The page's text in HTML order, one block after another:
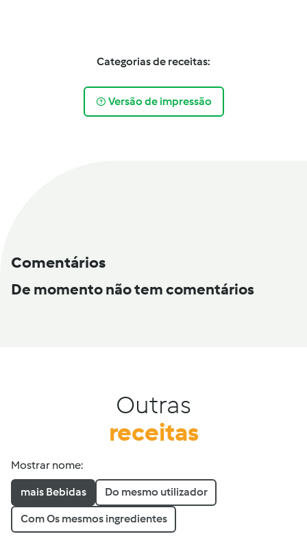
Categorias de receitas:
Versão de impressão
Comentários
De momento não tem comentários
Outras
receitas
Mostrar nome:
mais Bebidas Do mesmo utilizador
Com Os mesmos ingredientes